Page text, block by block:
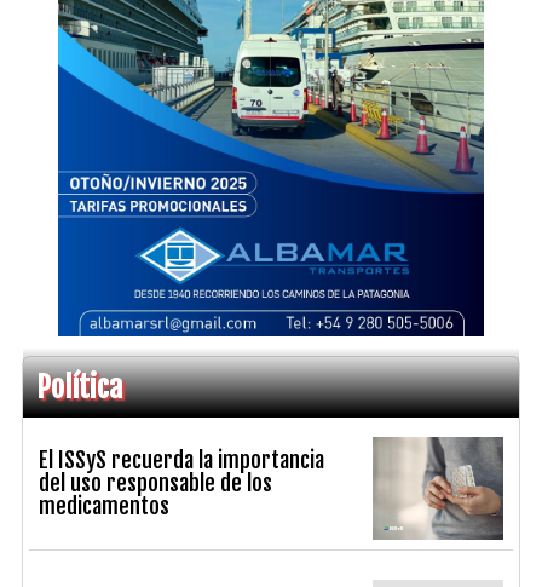
Política
El ISSyS recuerda la importancia
del uso responsable de los
medicamentos